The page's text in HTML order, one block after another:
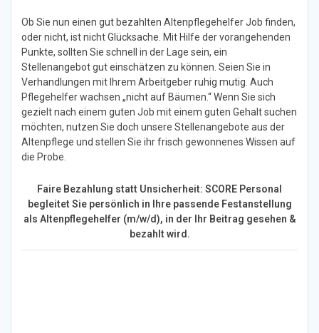
Ob Sie nun einen gut bezahlten Altenpflegehelfer Job finden,
oder nicht, ist nicht Glücksache. Mit Hilfe der vorangehenden
Punkte, sollten Sie schnell in der Lage sein, ein
Stellenangebot gut einschätzen zu können. Seien Sie in
Verhandlungen mit Ihrem Arbeitgeber ruhig mutig. Auch
Pflegehelfer wachsen „nicht auf Bäumen.“ Wenn Sie sich
gezielt nach einem guten Job mit einem guten Gehalt suchen
möchten, nutzen Sie doch unsere Stellenangebote aus der
Altenpflege und stellen Sie ihr frisch gewonnenes Wissen auf
die Probe.
Faire Bezahlung statt Unsicherheit: SCORE Personal
begleitet Sie persönlich in Ihre passende Festanstellung
als Altenpflegehelfer (m/w/d), in der Ihr Beitrag gesehen &
bezahlt wird.